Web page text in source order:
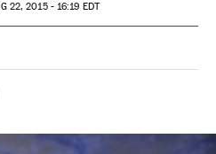
22, 2015 - 16:19 EDT
Sociales